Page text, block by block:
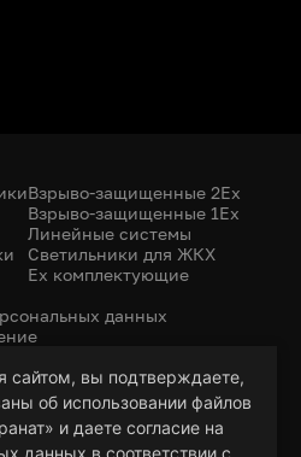
сайтом, вы подтверждаете,
об использовании файлов
и даете согласие на
данных в соответствии с
Взрыво-защищенные 2Ex
Взрыво-защищенные 1Ex
Линейные системы
Светильники для ЖКХ
Ex комплектующие
данных